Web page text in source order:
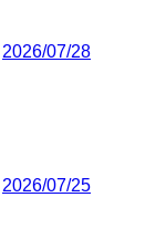
2026/07/28
2026/07/25